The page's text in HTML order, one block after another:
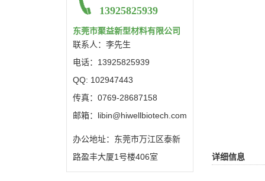
13925825939
东莞市聚益新型材料有限公司
联系人：李先生
电话：13925825939
QQ: 102947443
传真：0769-28687158
邮箱：libin@hiwellbiotech.com
办公地址：东莞市万江区泰新
路盈丰大厦1号楼406室
详细信息